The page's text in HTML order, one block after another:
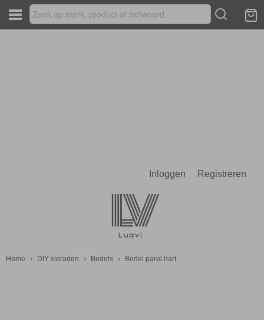
Inloggen Registreren
Home › DIY sieraden › Bedels › Bedel parel hart